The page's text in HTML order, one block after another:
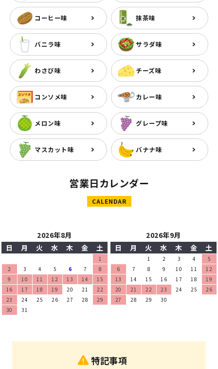
コーヒー味 抹茶味
バニラ味 サラダ味
わさび味 チーズ味
コンソメ味 カレー味
メロン味 グレープ味
マスカット味 バナナ味
営業日カレンダー
CALENDAR
2026年8月
日
月 火 水 木 金 土
1
2
3 4 5 6 7
8
9
10 11 12 13 14
15
16
17 18 19 20 21
22
23
24 25 26 27 28
29
30
31
2026年9月
日
月 火 水 木 金 土
1 2 3 4
5
6
7 8 9 10 11
12
13
14 15 16 17 18
19
20
21 22 23 24 25
26
27
28 29 30
特記事項